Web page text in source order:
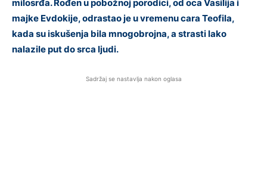
milosrđa. Rođen u pobožnoj porodici, od oca Vasilija i
majke Evdokije, odrastao je u vremenu cara Teofila,
kada su iskušenja bila mnogobrojna, a strasti lako
nalazile put do srca ljudi.
Sadržaj se nastavlja nakon oglasa